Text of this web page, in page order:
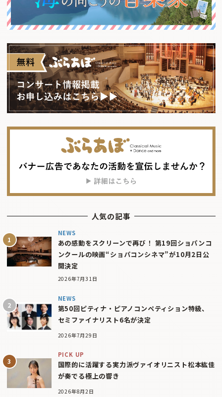
人気の記事
NEWS
あの感動をスクリーンで再び！ 第19回ショパンコ
ンクールの映画“ショパコンシネマ”が10月2日公
開決定
2026年7月31日
NEWS
第50回ピティナ・ピアノコンペティション特級、
セミファイナリスト6名が決定
2026年7月29日
PICK UP
国際的に活躍する実力派ヴァイオリニスト松本紘佳
が奏でる極上の響き
2026年8月2日